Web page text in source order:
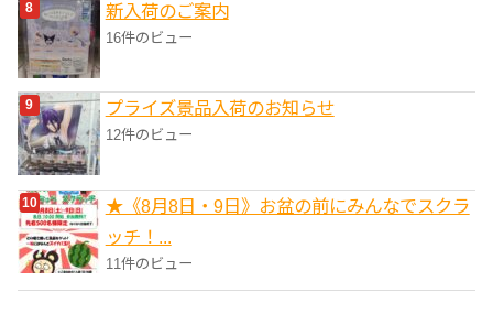
新入荷のご案内
16件のビュー
プライズ景品入荷のお知らせ
12件のビュー
★《8月8日・9日》お盆の前にみんなでスクラ
ッチ！...
11件のビュー